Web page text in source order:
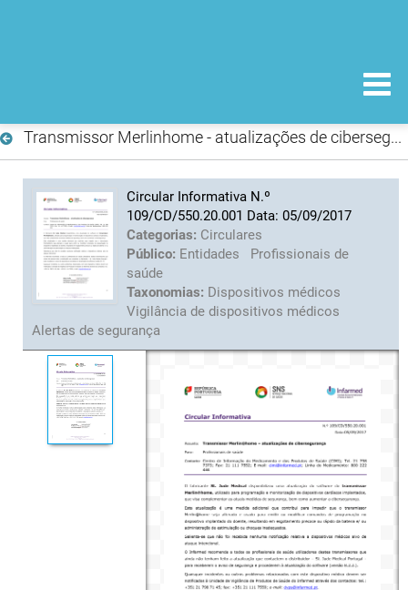
Transmissor Merlinhome - atualizações de cibersegurança
Circular Informativa N.º
109/CD/550.20.001 Data: 05/09/2017
Categorias: Circulares
Público: Entidades
Profissionais de
saúde
Taxonomias: Dispositivos médicos
Vigilância de dispositivos médicos
Alertas de segurança